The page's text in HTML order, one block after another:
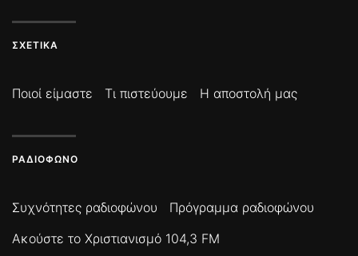
ΣΧΕΤΙΚΆ
Ποιοί είμαστε Τι πιστεύουμε Η αποστολή μας
ΡΑΔΙΌΦΩΝΟ
Συχνότητες ραδιοφώνου
Πρόγραμμα ραδιοφώνου
Ακούστε το Χριστιανισμό 104,3 FM